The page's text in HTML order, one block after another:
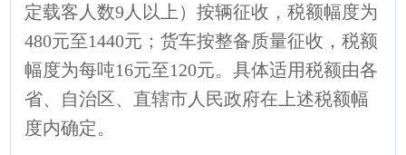
定载客人数9人以上）按辆征收，税额幅度为
480元至1440元；货车按整备质量征收，税额
幅度为每吨16元至120元。具体适用税额由各
省、自治区、直辖市人民政府在上述税额幅
度内确定。